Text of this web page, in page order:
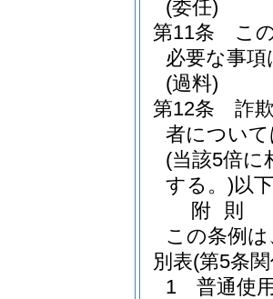
(委任)
第11条
こ
必要な事
(過料)
第12条
詐
者につい
(当該5倍に
する。)以
附 則
この条例
別表(第5条
1 普通使